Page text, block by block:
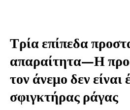
Τι πρέπει να ρυθμίσετε για
—Ένα πλαίσιο επιλογής 3D
Διάσταση 1: Πού είναι
γερανός σας;
Τρία επίπεδα
απαραίτητα—Η
τον άνεμο δεν είναι
σφιγκτήρας ράγας